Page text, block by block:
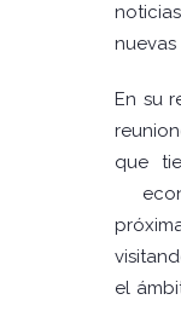
nuevas
En su
que
el